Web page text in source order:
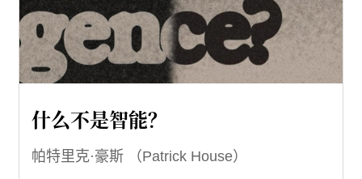
什么不是智能？
帕特里克·豪斯 （Patrick House）